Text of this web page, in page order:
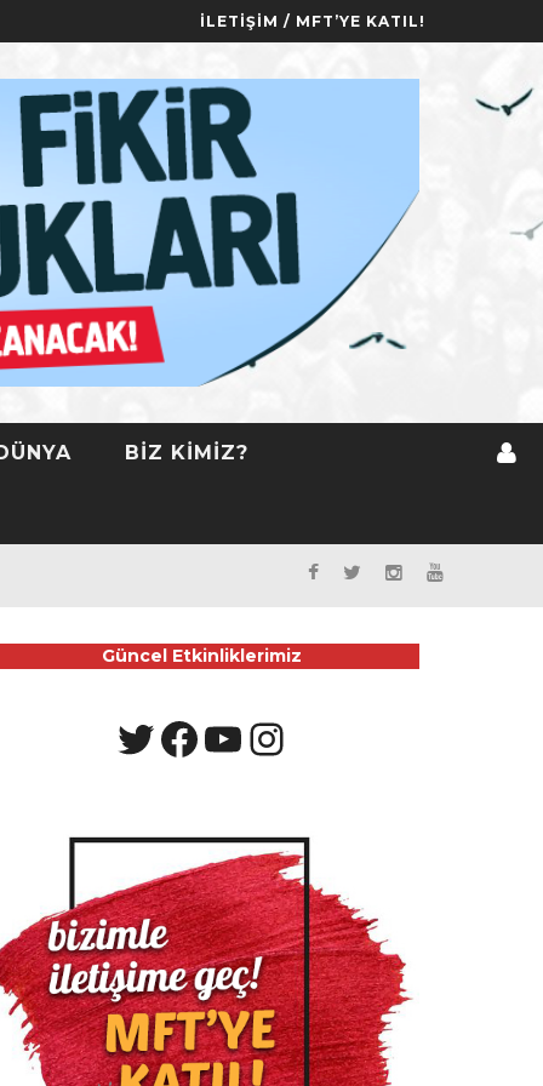
İLETIŞIM / MFT’YE KATIL!
BIZ KIMIZ?
Güncel Etkinliklerimiz
Twitter
Facebook
YouTube
Instagram